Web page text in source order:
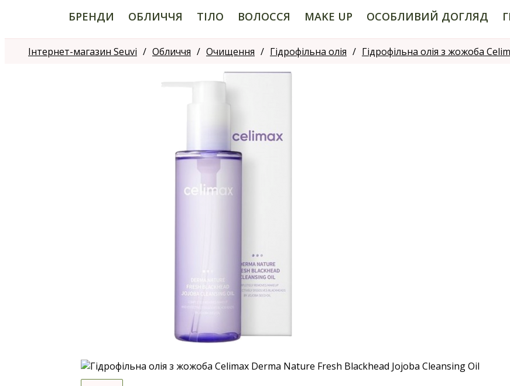
БРЕНДИ ОБЛИЧЧЯ ТІЛО ВОЛОССЯ MAKE UP ОСОБЛИВИЙ ДОГЛЯД
Інтернет-магазин Seuvi Обличчя Очищення Гідрофільна олія Гідрофільна олія з жожоба